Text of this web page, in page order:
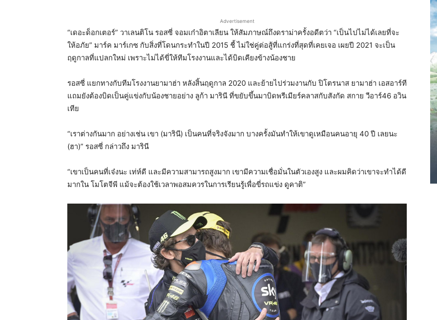
Advertisement
“เดอะด็อกเตอร์” วาเลนติโน รอสซี่ จอมเก๋าอิตาเลียน ให้สัมภาษณ์ถึงดราม่าครั้งอดีตว่า “เป็นไปไม่ได้เลยที่จะ
ให้อภัย” มาร์ค มาร์เกซ กับสิ่งที่โดนกระทำในปี 2015 ชี้ ไม่ใช่คู่ต่อสู้ที่แกร่งที่สุดที่เคยเจอ เผยปี 2021 จะเป็น
ฤดูกาลที่แปลกใหม่ เพราะไม่ได้ขี่ให้ทีมโรงงานและได้บิดเคียงข้างน้องชาย
รอสซี่ แยกทางกับทีมโรงงานยามาฮ่า หลังสิ้นฤดูกาล 2020 และย้ายไปร่วมงานกับ ปิโตรนาส ยามาฮ่า เอสอาร์ที
แถมยังต้องบิดเป็นคู่แข่งกับน้องชายอย่าง ลูก้า มารินี ที่ขยับขึ้นมาบิดพรีเมียร์คลาสกับสังกัด สกาย วีอาร์46 อวิน
เทีย
“เราต่างกันมาก อย่างเช่น เขา (มารินี) เป็นคนที่จริงจังมาก บางครั้งมันทำให้เขาดูเหมือนคนอายุ 40 ปี เลยนะ
(ฮา)” รอสซี่ กล่าวถึง มารินี
“เขาเป็นคนที่เจ๋งนะ เท่ห์ดี และมีความสามารถสูงมาก เขามีความเชื่อมั่นในตัวเองสูง และผมคิดว่าเขาจะทำได้ดี
มากใน โมโตจีพี แม้จะต้องใช้เวลาพอสมควรในการเรียนรู้เพื่อขี่รถแข่ง ดูคาติ”